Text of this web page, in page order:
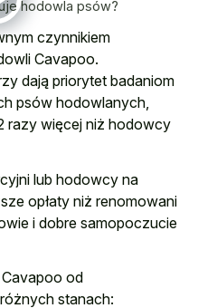
hodowla psów?
czynnikiem
Cavapoo.
dają priorytet badaniom
psów hodowlanych,
razy więcej niż hodowcy
lub hodowcy na
opłaty niż renomowani
i dobre samopoczucie
od
stanach: